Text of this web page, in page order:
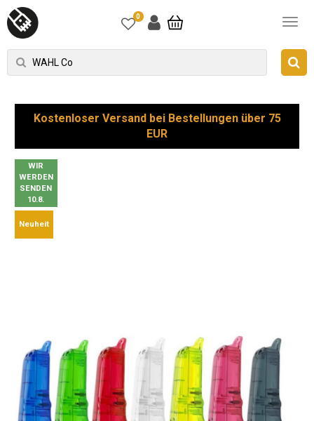
0
Kostenloser Versand bei Bestellungen über 75
EUR
WIR
WERDEN
SENDEN
10.8.
Neuheit